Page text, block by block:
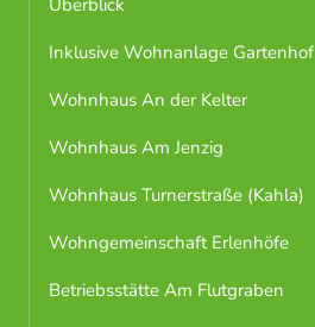
Überblick
Inklusive Wohnanlage Gartenhof
Wohnhaus An der Kelter
Wohnhaus Am Jenzig
Wohnhaus Turnerstraße (Kahla)
Wohngemeinschaft Erlenhöfe
Betriebsstätte Am Flutgraben